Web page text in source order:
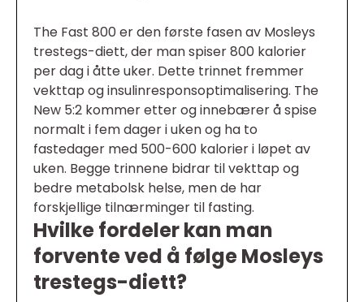
The Fast 800 er den første fasen av Mosleys
trestegs-diett, der man spiser 800 kalorier
per dag i åtte uker. Dette trinnet fremmer
vekttap og insulinresponsoptimalisering. The
New 5:2 kommer etter og innebærer å spise
normalt i fem dager i uken og ha to
fastedager med 500-600 kalorier i løpet av
uken. Begge trinnene bidrar til vekttap og
bedre metabolsk helse, men de har
forskjellige tilnærminger til fasting.
Hvilke fordeler kan man
forvente ved å følge Mosleys
trestegs-diett?